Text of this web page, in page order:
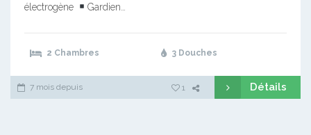
électrogène
Gardien…
2 Chambres 3 Douches
7 mois depuis 1 Détails